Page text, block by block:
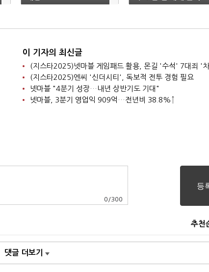
이 기자의 최신글
(지스타2025)넷마블 게임패드 활용, 몬길 '수석' 7대죄 '
(지스타2025)엔씨 '신더시티', 독보적 전투 경험 필요
넷마블 "4분기 성장…내년 상반기도 기대"
넷마블, 3분기 영업익 909억…전년비 38.8%↑
0 /300
추천
댓글 더보기